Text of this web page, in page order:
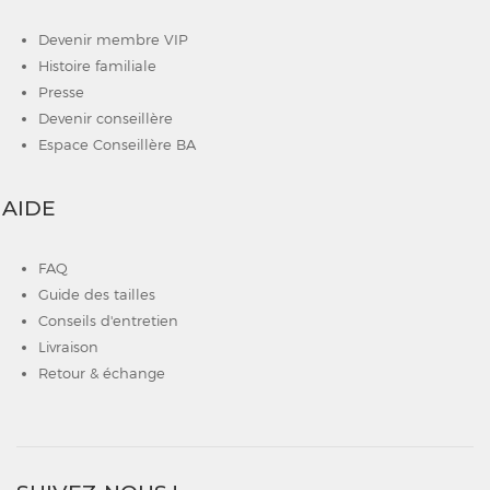
Devenir membre VIP
Histoire familiale
Presse
Devenir conseillère
Espace Conseillère BA
AIDE
FAQ
Guide des tailles
Conseils d'entretien
Livraison
Retour & échange